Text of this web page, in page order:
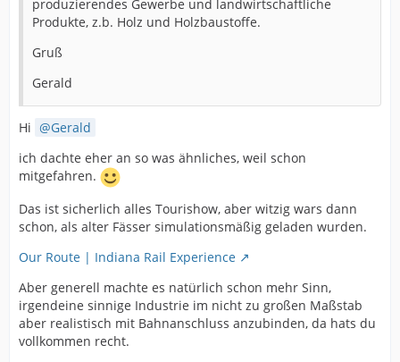
produzierendes Gewerbe und landwirtschaftliche
Produkte, z.b. Holz und Holzbaustoffe.
Gruß
Gerald
Hi
Gerald
ich dachte eher an so was ähnliches, weil schon
mitgefahren.
Das ist sicherlich alles Tourishow, aber witzig wars dann
schon, als alter Fässer simulationsmäßig geladen wurden.
Our Route | Indiana Rail Experience
Aber generell machte es natürlich schon mehr Sinn,
irgendeine sinnige Industrie im nicht zu großen Maßstab
aber realistisch mit Bahnanschluss anzubinden, da hats du
vollkommen recht.